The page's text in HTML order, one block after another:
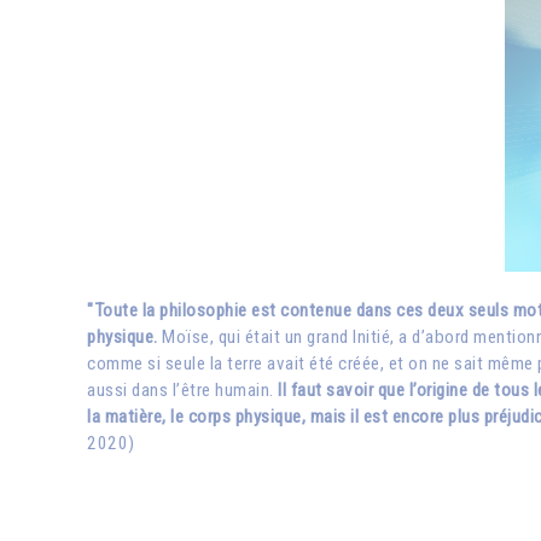
"Toute la philosophie est contenue dans ces deux seuls
physique. Moïse, qui était un grand Initié, a d’abord
comme si seule la terre avait été créée, et on ne sait même
aussi dans l’être humain. Il faut savoir que l’origine de tous
la matière, le corps physique, mais il est encore plus
2020)